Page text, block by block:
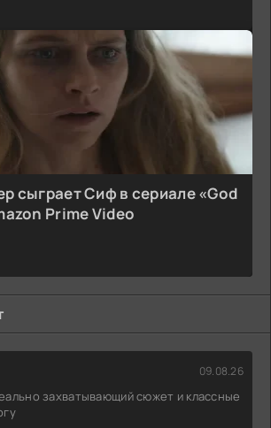
сыграет Сиф в сериале «God
Prime Video
09.08.26
захватывающий сюжет и классные